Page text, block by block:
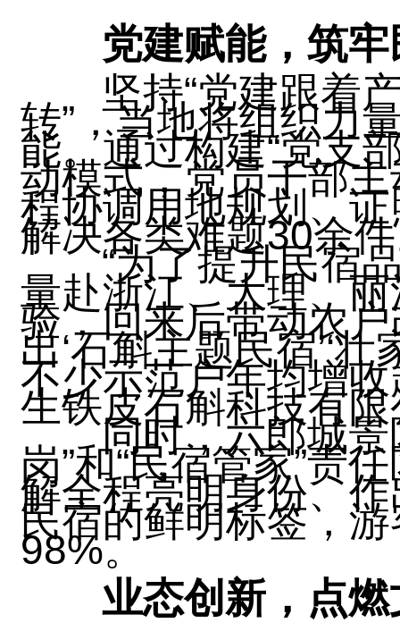
党建赋能，筑
坚持“党建跟着
转”，当地将组织力
能。通过构建“党支
动模式，党员干部
程协调用地规划、
解决各类难题30余
“为了提升民宿
量赴浙江、大理、
验，回来后带动农
出‘石斛主题民宿’‘
不少示范户年均增
生铁皮石斛科技有
同时，六郎城
岗”和“民宿管家”责
解全程亮明身份、
民宿的鲜明标签，
98%。
业态创新，点